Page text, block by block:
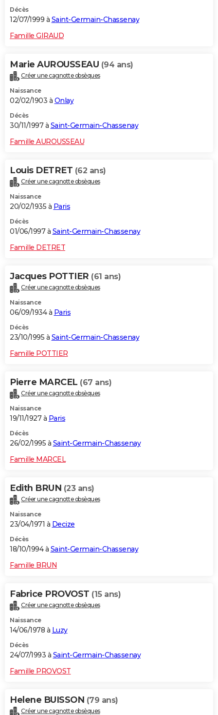
Décès
12/07/1999 à Saint-Germain-Chassenay
Famille GIRAUD
Marie AUROUSSEAU (94 ans)
Créer une cagnotte obsèques
Naissance
02/02/1903 à Onlay
Décès
30/11/1997 à Saint-Germain-Chassenay
Famille AUROUSSEAU
Louis DETRET (62 ans)
Créer une cagnotte obsèques
Naissance
20/02/1935 à Paris
Décès
01/06/1997 à Saint-Germain-Chassenay
Famille DETRET
Jacques POTTIER (61 ans)
Créer une cagnotte obsèques
Naissance
06/09/1934 à Paris
Décès
23/10/1995 à Saint-Germain-Chassenay
Famille POTTIER
Pierre MARCEL (67 ans)
Créer une cagnotte obsèques
Naissance
19/11/1927 à Paris
Décès
26/02/1995 à Saint-Germain-Chassenay
Famille MARCEL
Edith BRUN (23 ans)
Créer une cagnotte obsèques
Naissance
23/04/1971 à Decize
Décès
18/10/1994 à Saint-Germain-Chassenay
Famille BRUN
Fabrice PROVOST (15 ans)
Créer une cagnotte obsèques
Naissance
14/06/1978 à Luzy
Décès
24/07/1993 à Saint-Germain-Chassenay
Famille PROVOST
Helene BUISSON (79 ans)
Créer une cagnotte obsèques